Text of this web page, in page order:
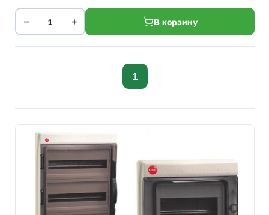
− + В корзину
1